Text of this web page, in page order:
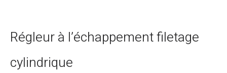
Régleur à l’échappement filetage
cylindrique